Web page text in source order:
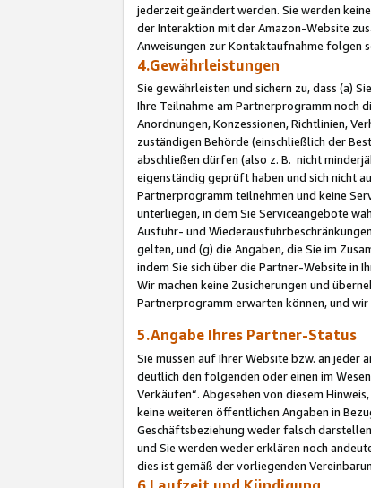
jederzeit geändert werden. Sie werden
der Interaktion mit der Amazon-Website
Anweisungen zur Kontaktaufnahme folgen
4.Gewährleistungen
Sie gewährleisten und sichern zu, dass (a)
Ihre Teilnahme am Partnerprogramm noch
Anordnungen, Konzessionen, Richtlinien,
zuständigen Behörde (einschließlich der
abschließen dürfen (also z. B. nicht
eigenständig geprüft haben und sich nicht
Partnerprogramm teilnehmen und keine
unterliegen, in dem Sie Serviceangebote
Ausfuhr- und
gelten, und (g) die Angaben, die Sie im
indem Sie sich über die Partner-Website in
Wir machen keine Zusicherungen und
Partnerprogramm erwarten können, und
5.Angabe Ihres Partner-Status
Sie müssen auf Ihrer Website bzw. an
deutlich den folgenden oder einen im
Verkäufen“. Abgesehen von diesem
keine weiteren öffentlichen Angaben in
Geschäftsbeziehung weder falsch
und Sie werden weder erklären noch
dies ist gemäß der vorliegenden